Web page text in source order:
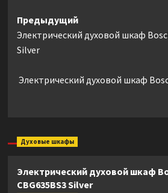
Навигация
записи
Предыдущий
Электрический духовой шкаф
Silver
Электрический духовой шкаф
Духовые шкафы
Электрический духовой шкаф
CBG635BS3 Silver